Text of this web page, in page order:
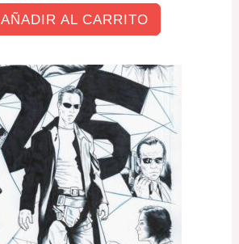
AÑADIR AL CARRITO